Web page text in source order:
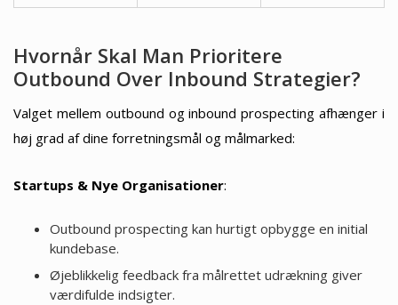
Hvornår Skal Man Prioritere
Outbound Over Inbound Strategier?
Valget mellem outbound og inbound prospecting afhænger i
høj grad af dine forretningsmål og målmarked:
Startups & Nye Organisationer:
Outbound prospecting kan hurtigt opbygge en initial
kundebase.
Øjeblikkelig feedback fra målrettet udrækning giver
værdifulde indsigter.